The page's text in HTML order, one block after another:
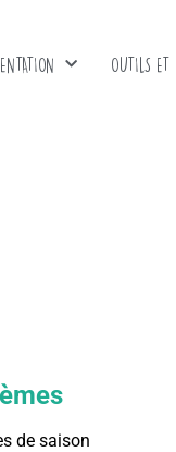
OUTILS ET
de saison